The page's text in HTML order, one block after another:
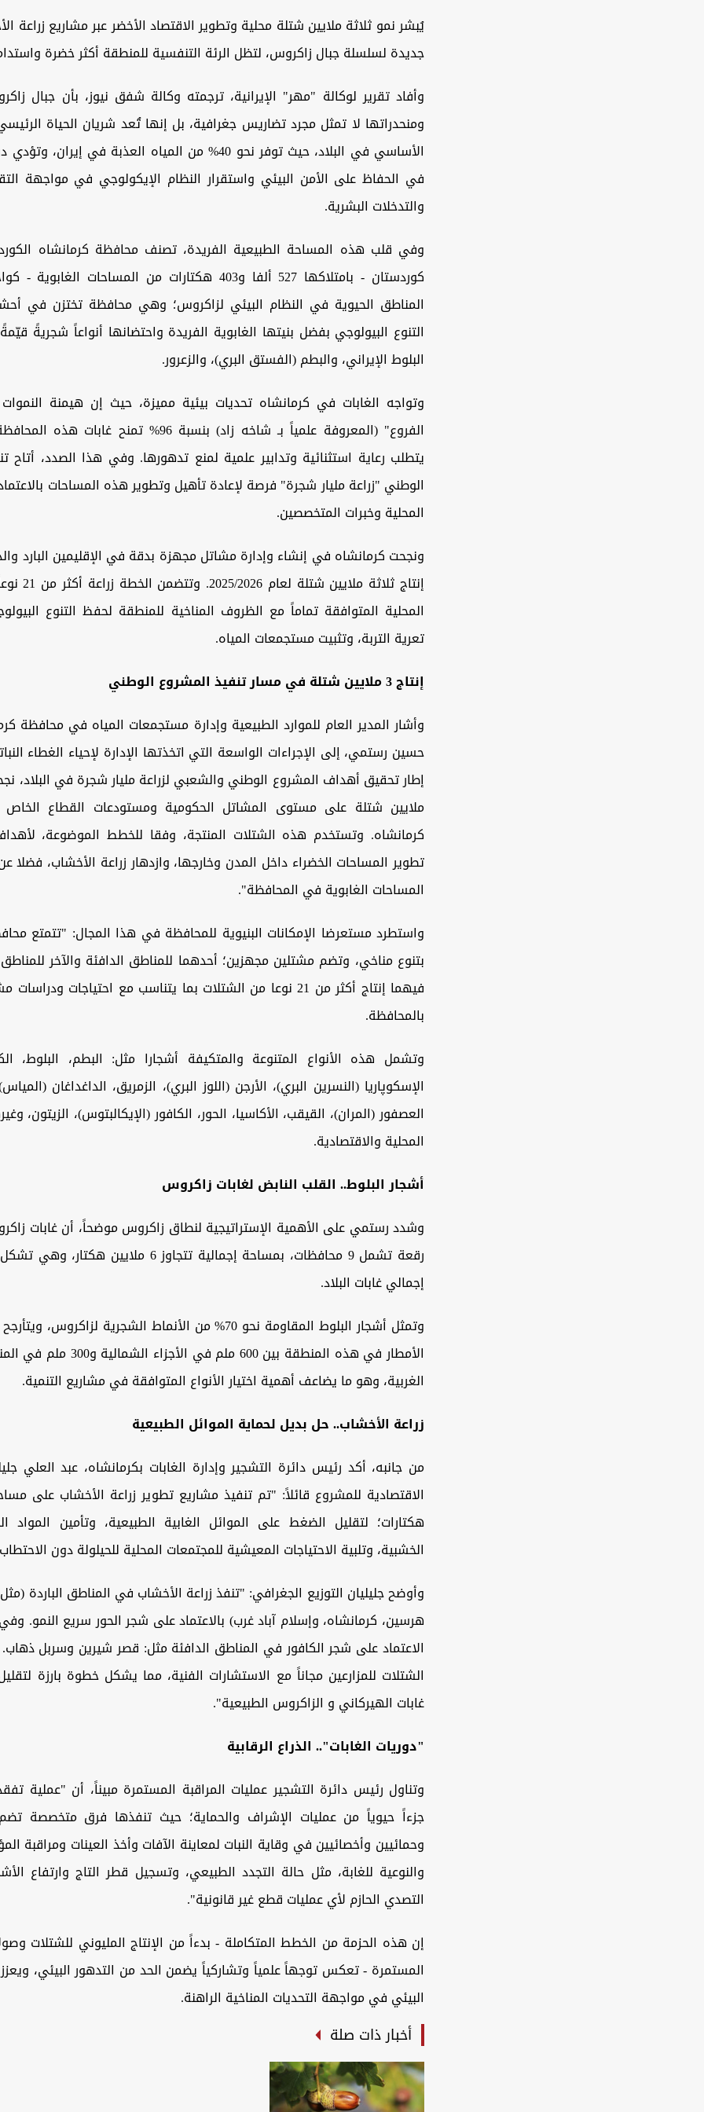
يُبشر نمو ثلاثة ملايين شتلة محلية وتطوير الاقتصاد الأخضر عبر مشاريع زراعة
جديدة لسلسلة جبال زاكروس، لتظل الرئة التنفسية للمنطقة أكثر خضرة
وأفاد تقرير لوكالة "مهر" الإيرانية، ترجمته وكالة شفق نيوز، بأن جبال
ومنحدراتها لا تمثل مجرد تضاريس جغرافية، بل إنها تُعد شريان الحياة
الأساسي في البلاد، حيث توفر نحو 40% من المياه العذبة في
في الحفاظ على الأمن البيئي واستقرار النظام الإيكولوجي في مواجهة
والتدخلات البشرية.
وفي قلب هذه المساحة الطبيعية الفريدة، تصنف محافظة كرمانشاه
كوردستان - بامتلاكها 527 ألفا و403 هكتارات من المساحات
المناطق الحيوية في النظام البيئي لزاكروس؛ وهي محافظة تختزن في
التنوع البيولوجي بفضل بنيتها الغابوية الفريدة واحتضانها أنواعاً شجريةً
البلوط الإيراني، والبطم (الفستق البري)، والزعرور.
وتواجه الغابات في كرمانشاه تحديات بيئية مميزة، حيث إن هيمنة
الفروع" (المعروفة علمياً بـ شاخه زاد) بنسبة 96% تمنح
يتطلب رعاية استثنائية وتدابير علمية لمنع تدهورها. وفي هذا الصدد، أتاح
الوطني "زراعة مليار شجرة" فرصة لإعادة تأهيل وتطوير هذه المساحات
المحلية وخبرات المتخصصين.
ونجحت كرمانشاه في إنشاء وإدارة مشاتل مجهزة بدقة في الإقليمين البارد
إنتاج ثلاثة
المحلية المتوافقة تماماً مع الظروف المناخية للمنطقة لحفظ التنوع
تعرية التربة، وتثبيت مستجمعات المياه.
إنتاج 3 ملايين شتلة في مسار تنفيذ المشروع الوطني
وأشار المدير العام للموارد الطبيعية وإدارة مستجمعات المياه في محافظة
حسين رستمي، إلى الإجراءات الواسعة التي اتخذتها الإدارة لإحياء الغطاء
ملايين شتلة على مستوى المشاتل الحكومية ومستودعات القطاع
كرمانشاه. وتستخدم هذه الشتلات المنتجة، وفقا للخطط الموضوعة،
تطوير المساحات الخضراء داخل المدن وخارجها، وازدهار زراعة الأخشاب، فضلا
المساحات الغابوية في المحافظة".
واستطرد مستعرضا الإمكانات البنيوية للمحافظة في هذا المجال: "تتمتع
بتنوع مناخي، وتضم مشتلين مجهزين؛ أحدهما للمناطق الدافئة والآخر للمناطق
فيهما إنتاج أكثر من 21 نوعا من الشتلات بما يتناسب مع احتياجات
بالمحافظة.
وتشمل هذه الأنواع المتنوعة والمتكيفة أشجارا مثل: البطم، البلوط،
الإسكوپاريا (النسرين البري)، الأرجن (اللوز البري)، الزمريق، الداغداغان
العصفور (المران)، القيقب، الأكاسيا، الحور، الكافور (الإيكالبتوس)، الزيتون،
المحلية والاقتصادية.
أشجار البلوط.. القلب النابض لغابات زاكروس
وشدد رستمي على الأهمية الإستراتيجية لنطاق زاكروس موضحاً، أن غابات
إجمالي غابات البلاد.
وتمثل أشجار البلوط المقاومة نحو 70% من الأنماط الشجرية
الأمطار في هذه المنطقة بين 600 ملم
الغربية، وهو ما يضاعف أهمية اختيار الأنواع المتوافقة في مشاريع التنمية.
زراعة الأخشاب.. حل بديل لحماية الموائل الطبيعية
من جانبه، أكد رئيس دائرة التشجير وإدارة الغابات بكرمانشاه، عبد العلي
هكتارات؛ لتقليل الضغط على الموائل الغابية الطبيعية، وتأمين المواد
الخشبية، وتلبية الاحتياجات المعيشية للمجتمعات المحلية للحيلولة دون
وأوضح جليليان التوزيع الجغرافي: "تنفذ زراعة الأخشاب في المناطق الباردة
هرسين، كرمانشاه، وإسلام آباد غرب) بالاعتماد على شجر الحور سريع النمو.
الاعتماد على شجر الكافور في المناطق الدافئة مثل: قصر شيرين وسربل ذهاب.
الشتلات للمزارعين مجاناً مع الاستشارات الفنية، مما يشكل خطوة بارزة
غابات الهيركاني و الزاكروس الطبيعية".
"دوريات الغابات".. الذراع الرقابية
وتناول رئيس دائرة التشجير عمليات المراقبة المستمرة مبيناً، أن "عملية
جزءاً حيوياً من عمليات الإشراف والحماية؛ حيث تنفذها فرق متخصصة تضم
وحمائيين وأخصائيين في وقاية النبات لمعاينة الآفات وأخذ العينات ومراقبة
والنوعية للغابة، مثل حالة التجدد الطبيعي، وتسجيل قطر التاج وارتفاع
التصدي الحازم لأي عمليات قطع غير قانونية".
إن هذه الحزمة من الخطط المتكاملة - بدءاً من الإنتاج المليوني للشتلات
المستمرة - تعكس توجهاً علمياً وتشاركياً يضمن الحد من التدهور البيئي،
البيئي في مواجهة التحديات المناخية الراهنة.
أخبار ذات صلة